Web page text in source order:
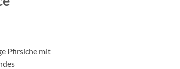
Pfirsiche mit